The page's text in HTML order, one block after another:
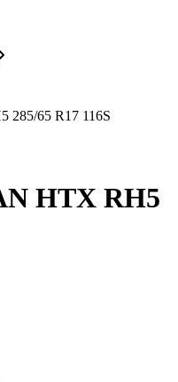
65 R17 116S
HTX RH5